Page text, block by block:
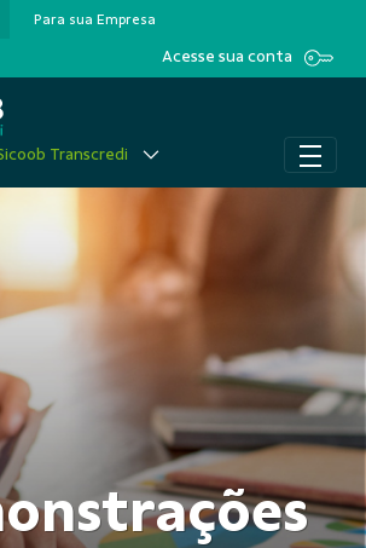
principal
Para sua Empresa
Acesse sua conta
Transcredi